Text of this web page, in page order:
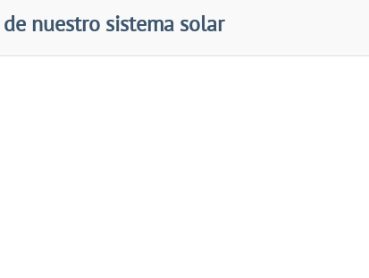
nuestro sistema solar